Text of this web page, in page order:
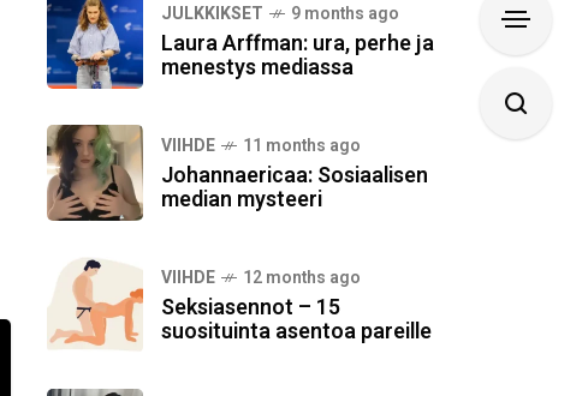
JULKKIKSET 9 months ago
Laura Arffman: ura, perhe ja
menestys mediassa
VIIHDE 11 months ago
Johannaericaa: Sosiaalisen
median mysteeri
VIIHDE 12 months ago
Seksiasennot – 15
suosituinta asentoa pareille